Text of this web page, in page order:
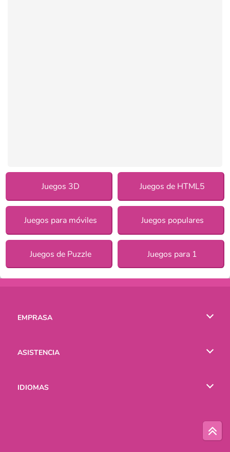
Juegos 3D Juegos de HTML5
Juegos para móviles Juegos populares
Juegos de Puzzle Juegos para 1
EMPRASA
ASISTENCIA
IDIOMAS